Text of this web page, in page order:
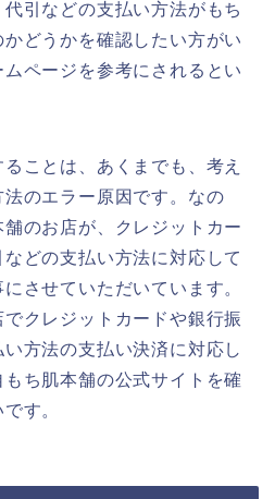
引などの支払い方法がもち
どうかを確認したい方がい
ページを参考にされるとい
ことは、あくまでも、考え
のエラー原因です。なの
のお店が、クレジットカー
どの支払い方法に対応して
させていただいています。
クレジットカードや銀行振
方法の支払い決済に対応し
ち肌本舗の公式サイトを確
す。